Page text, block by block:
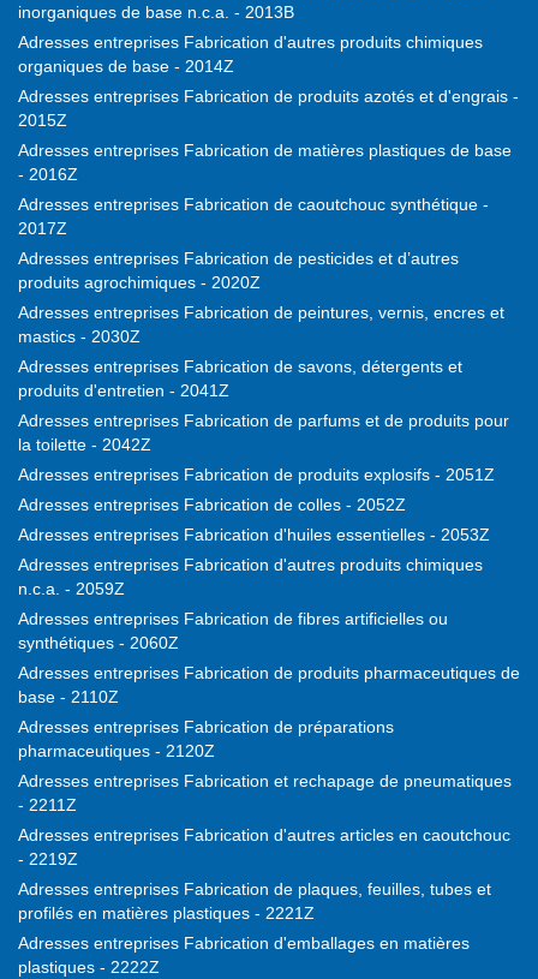
inorganiques de base n.c.a. - 2013B
Adresses entreprises Fabrication d'autres produits chimiques
organiques de base - 2014Z
Adresses entreprises Fabrication de produits azotés et d'engrais -
2015Z
Adresses entreprises Fabrication de matières plastiques de base
- 2016Z
Adresses entreprises Fabrication de caoutchouc synthétique -
2017Z
Adresses entreprises Fabrication de pesticides et d’autres
produits agrochimiques - 2020Z
Adresses entreprises Fabrication de peintures, vernis, encres et
mastics - 2030Z
Adresses entreprises Fabrication de savons, détergents et
produits d'entretien - 2041Z
Adresses entreprises Fabrication de parfums et de produits pour
la toilette - 2042Z
Adresses entreprises Fabrication de produits explosifs - 2051Z
Adresses entreprises Fabrication de colles - 2052Z
Adresses entreprises Fabrication d'huiles essentielles - 2053Z
Adresses entreprises Fabrication d'autres produits chimiques
n.c.a. - 2059Z
Adresses entreprises Fabrication de fibres artificielles ou
synthétiques - 2060Z
Adresses entreprises Fabrication de produits pharmaceutiques de
base - 2110Z
Adresses entreprises Fabrication de préparations
pharmaceutiques - 2120Z
Adresses entreprises Fabrication et rechapage de pneumatiques
- 2211Z
Adresses entreprises Fabrication d'autres articles en caoutchouc
- 2219Z
Adresses entreprises Fabrication de plaques, feuilles, tubes et
profilés en matières plastiques - 2221Z
Adresses entreprises Fabrication d'emballages en matières
plastiques - 2222Z